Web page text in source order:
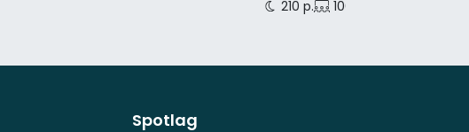
210 p.
100 p.
Spotlag